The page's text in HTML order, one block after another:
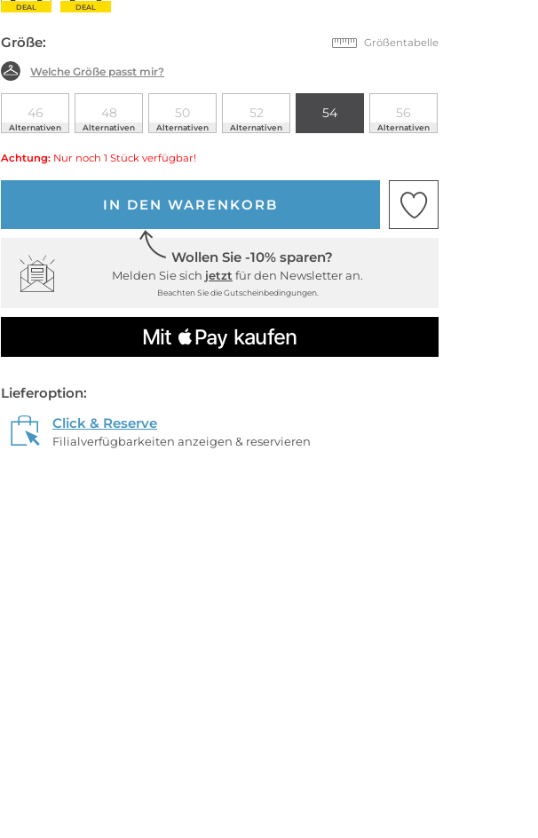
DEAL DEAL
Größe: Größentabelle
Welche Größe passt mir?
46
Alternativen
48
Alternativen
50
Alternativen
52
Alternativen
54 56
Alternativen
Achtung: Nur noch 1 Stück verfügbar!
IN DEN WARENKORB
Wollen Sie -10% sparen?
Melden Sie sich jetzt für den Newsletter an.
Beachten Sie die Gutscheinbedingungen.
Lieferoption:
Click & Reserve
Filialverfügbarkeiten anzeigen & reservieren